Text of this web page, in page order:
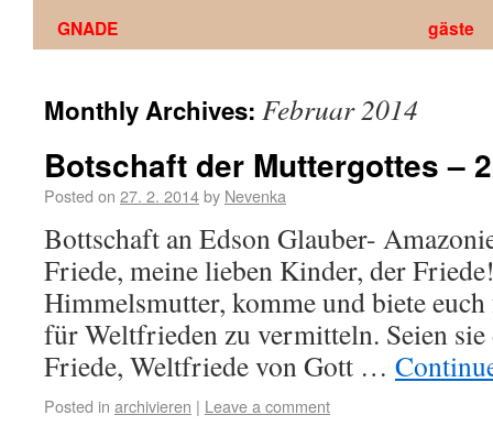
GNADE
gäste
Monthly Archives: Februar 2014
Botschaft der Muttergottes –
Posted on 27. 2. 2014by Nevenka
Bottschaft an Edson Glauber-
Friede, meine lieben Kinder, der
Himmelsmutter, komme und biete
für Weltfrieden zu vermitteln. Seien
Friede, Weltfriede von Gott …
Posted in archivieren | Leave a comment